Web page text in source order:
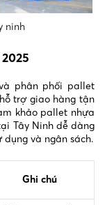
ninh
phân phối pallet
trợ giao hàng tận
khảo pallet nhựa
Tây Ninh dễ dàng
và ngân sách.
Ghi chú